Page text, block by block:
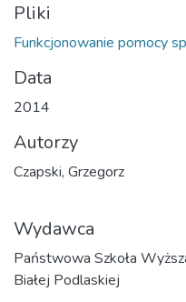
Pliki
Funkcjonowanie pomocy
Data
2014
Autorzy
Czapski, Grzegorz
Wydawca
Państwowa Szkoła
Białej Podlaskiej